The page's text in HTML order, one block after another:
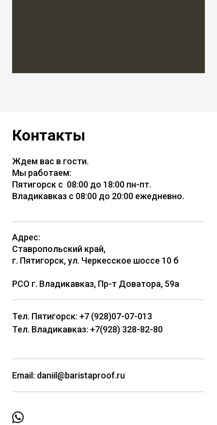
Контакты
Ждем вас в гости.
Мы работаем:
Пятигорск с 08:00 до 18:00 пн-пт.
Владикавказ с 08:00 до 20:00 ежедневно.
Адрес:
Ставропольский край,
г. Пятигорск, ул. Черкесское шоссе 10 б
РСО г. Владикавказ, Пр-т Доватора, 59а
Тел. Пятигорск: +7 (928)07-07-013
Тел. Владикавказ: +7(928) 328-82-80
Email: daniil@baristaproof.ru